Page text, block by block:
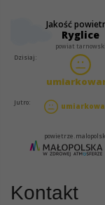
Kontakt